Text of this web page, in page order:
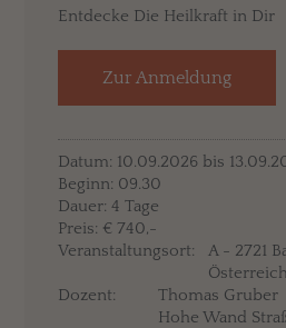
Entdecke Die Heilkraft in Dir
Zur Anmeldung
Datum: 10.09.2026 bis
Beginn: 09.30
Dauer: 4 Tage
Preis: € 740,-
Veranstaltungsort:
A - 2721
Österreich
Dozent:
Thomas Gruber
Hohe Wand